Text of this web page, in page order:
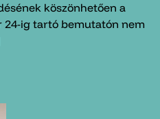
köszönhetően a
ig tartó bemutatón nem